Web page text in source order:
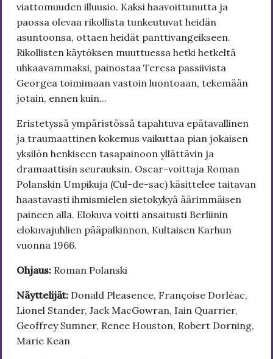
viattomuuden illuusio. Kaksi haavoittunutta ja
paossa olevaa rikollista tunkeutuvat heidän
asuntoonsa, ottaen heidät panttivangeikseen.
Rikollisten käytöksen muuttuessa hetki hetkeltä
uhkaavammaksi, painostaa Teresa passiivista
Georgea toimimaan vastoin luontoaan, tekemään
jotain, ennen kuin...
Eristetyssä ympäristössä tapahtuva epätavallinen
ja traumaattinen kokemus vaikuttaa pian jokaisen
yksilön henkiseen tasapainoon yllättävin ja
dramaattisin seurauksin. Oscar-voittaja Roman
Polanskin Umpikuja (Cul-de-sac) käsittelee taitavan
haastavasti ihmismielen sietokykyä äärimmäisen
paineen alla. Elokuva voitti ansaitusti Berliinin
elokuvajuhlien pääpalkinnon, Kultaisen Karhun
vuonna 1966.
Ohjaus: Roman Polanski
Näyttelijät: Donald Pleasence, Françoise Dorléac,
Lionel Stander, Jack MacGowran, Iain Quarrier,
Geoffrey Sumner, Renee Houston, Robert Dorning,
Marie Kean